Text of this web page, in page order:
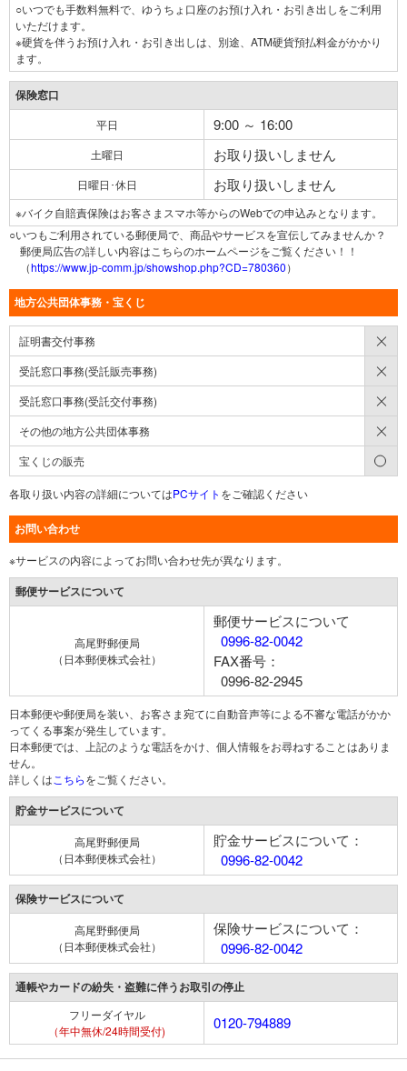
○いつでも手数料無料で、ゆうちょ口座のお預け入れ・お引き出しをご利用
いただけます。
※硬貨を伴うお預け入れ・お引き出しは、別途、ATM硬貨預払料金がかかり
ます。
保険窓口
平日 9:00 ～ 16:00
土曜日 お取り扱いしません
日曜日･休日 お取り扱いしません
※バイク自賠責保険はお客さまスマホ等からのWebでの申込みとなります。
○いつもご利用されている郵便局で、商品やサービスを宣伝してみませんか？
郵便局広告の詳しい内容はこちらのホームページをご覧ください！！
（https://www.jp-comm.jp/showshop.php?CD=780360）
地方公共団体事務・宝くじ
証明書交付事務
受託窓口事務(受託販売事務)
受託窓口事務(受託交付事務)
その他の地方公共団体事務
宝くじの販売
各取り扱い内容の詳細についてはPCサイト をご確認ください
お問い合わせ
※サービスの内容によってお問い合わせ先が異なります。
郵便サービスについて
高尾野郵便局
（日本郵便株式会社）
郵便サービスについて
0996-82-0042
FAX番号：
0996-82-2945
日本郵便や郵便局を装い、お客さま宛てに自動音声等による不審な電話がかか
ってくる事案が発生しています。
日本郵便では、上記のような電話をかけ、個人情報をお尋ねすることはありま
せん。
詳しくは こちらをご覧ください。
貯金サービスについて
高尾野郵便局
（日本郵便株式会社）
貯金サービスについて：
0996-82-0042
保険サービスについて
高尾野郵便局
（日本郵便株式会社）
保険サービスについて：
0996-82-0042
通帳やカードの紛失・盗難に伴うお取引の停止
フリーダイヤル
（年中無休/24時間受付)
0120-794889